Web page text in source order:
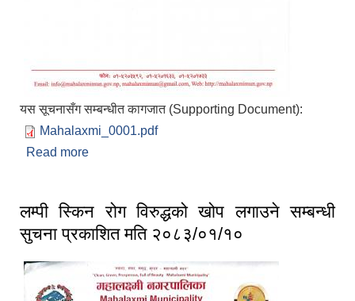
यस सूचनासँग सम्बन्धीत कागजात (Supporting Document):
Mahalaxmi_0001.pdf
Read more
लम्पी स्किन रोग विरुद्धको खोप लगाउने सम्बन्धी
सुचना प्रकाशित मति २०८३/०१/१०